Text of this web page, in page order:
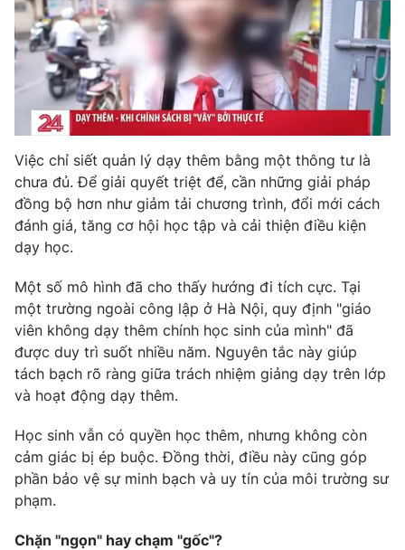
Việc chỉ siết quản lý dạy thêm bằng một thông tư là
chưa đủ. Để giải quyết triệt để, cần những giải pháp
đồng bộ hơn như giảm tải chương trình, đổi mới cách
đánh giá, tăng cơ hội học tập và cải thiện điều kiện
dạy học.
Một số mô hình đã cho thấy hướng đi tích cực. Tại
một trường ngoài công lập ở Hà Nội, quy định "giáo
viên không dạy thêm chính học sinh của mình" đã
được duy trì suốt nhiều năm. Nguyên tắc này giúp
tách bạch rõ ràng giữa trách nhiệm giảng dạy trên lớp
và hoạt động dạy thêm.
Học sinh vẫn có quyền học thêm, nhưng không còn
cảm giác bị ép buộc. Đồng thời, điều này cũng góp
phần bảo vệ sự minh bạch và uy tín của môi trường sư
phạm.
Chặn "ngọn" hay chạm "gốc"?